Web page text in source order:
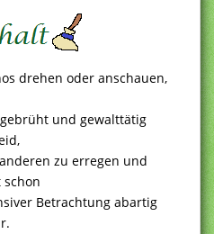
drehen oder anschauen,
und gewalttätig
zu erregen und
schon
Betrachtung abartig